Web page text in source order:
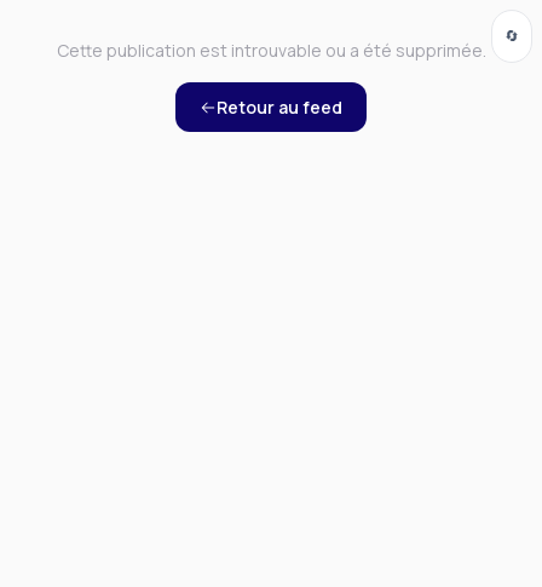
Cette publication est introuvable ou a été supprimée.
Retour au feed
🔄